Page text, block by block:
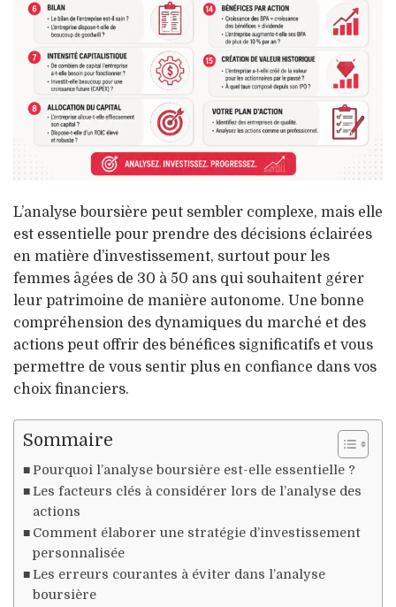
L’analyse boursière peut sembler complexe, mais elle
est essentielle pour prendre des décisions éclairées
en matière d’investissement, surtout pour les
femmes âgées de 30 à 50 ans qui souhaitent gérer
leur patrimoine de manière autonome. Une bonne
compréhension des dynamiques du marché et des
actions peut offrir des bénéfices significatifs et vous
permettre de vous sentir plus en confiance dans vos
choix financiers.
Sommaire
Pourquoi l’analyse boursière est-elle essentielle ?
Les facteurs clés à considérer lors de l’analyse des
actions
Comment élaborer une stratégie d’investissement
personnalisée
Les erreurs courantes à éviter dans l’analyse
boursière